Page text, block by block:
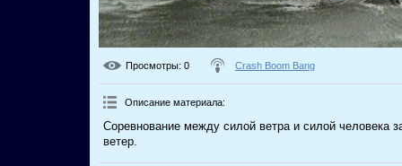
Просмотры: 0 Crash Boom Bang
Описание материала:
Соревнование между силой ветра и силой человека
ветер.